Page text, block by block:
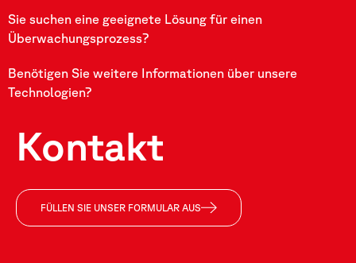
Sie suchen eine geeignete Lösung für einen
Überwachungsprozess?
Benötigen Sie weitere Informationen über unsere
Technologien?
Kontakt
FÜLLEN SIE UNSER FORMULAR AUS